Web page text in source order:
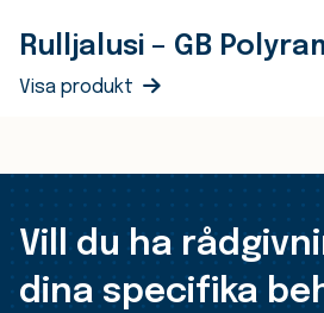
Rulljalusi – GB
Visa produkt
Vill du ha
dina specifika